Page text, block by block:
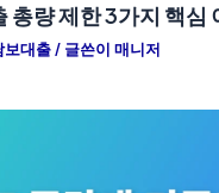
총량 제한 3가지 핵심
보대출/ 글쓴이 매니저